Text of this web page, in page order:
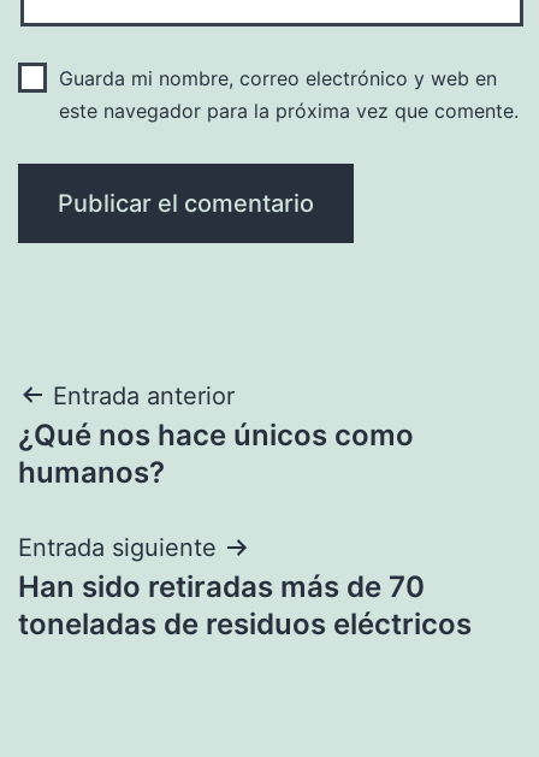
Guarda mi nombre, correo electrónico y web en
este navegador para la próxima vez que comente.
Navegación
de
Entrada anterior
¿Qué nos hace únicos como
humanos?
Entrada siguiente
Han sido retiradas más de 70
toneladas de residuos eléctricos